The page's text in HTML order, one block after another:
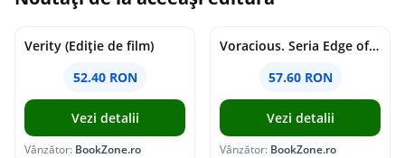
Verity (Ediție de film)
52.40 RON
Vezi detalii
Vânzător: BookZone.ro
Voracious. Seria Edge of Darkness Vol.2
57.60 RON
Vezi detalii
Vânzător: BookZone.ro